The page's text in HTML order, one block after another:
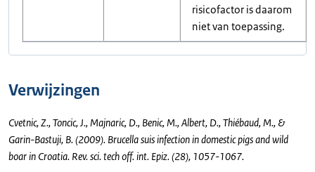
risicofactor is daarom
niet van toepassing.
Verwijzingen
Cvetnic, Z., Toncic, J., Majnaric, D., Benic, M., Albert, D., Thiébaud, M., &
Garin-Bastuji, B. (2009). Brucella suis infection in domestic pigs and wild
boar in Croatia. Rev. sci. tech off. int. Epiz. (28), 1057-1067.